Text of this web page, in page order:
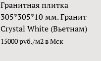
Гранитная плитка
305*305*10 мм. Гранит
Crystal White (Вьетнам)
15000 руб./м2 в Мск